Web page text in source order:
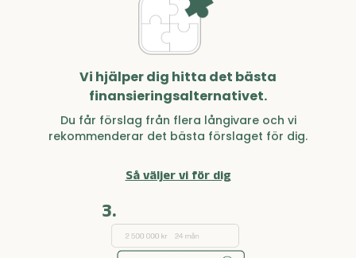
Vi hjälper dig hitta det bästa
finansieringsalternativet.
Du får förslag från flera långivare och vi
rekommenderar det bästa förslaget för dig.
Så väljer vi för dig
3.